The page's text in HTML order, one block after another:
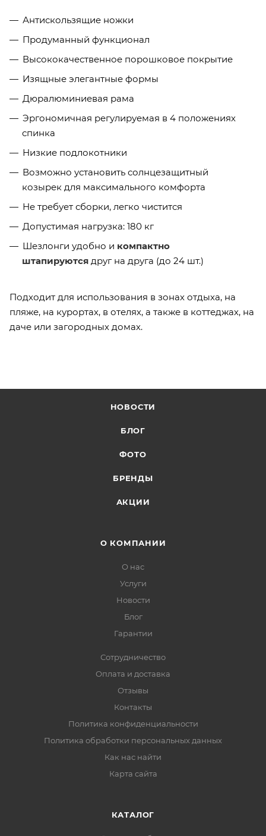
Антискользящие ножки
Продуманный функционал
Высококачественное порошковое покрытие
Изящные элегантные формы
Дюралюминиевая рама
Эргономичная регулируемая в 4 положениях
спинка
Низкие подлокотники
Возможно установить солнцезащитный
козырек для максимального комфорта
Не требует сборки, легко чистится
Допустимая нагрузка: 180 кг
Шезлонги удобно и компактно
штапируются друг на друга (до 24 шт.)
Подходит для использования в зонах отдыха, на
пляже, на курортах, в отелях, а также в коттеджах, на
даче или загородных домах.
НОВОСТИ
БЛОГ
ФОТО
БРЕНДЫ
АКЦИИ
О КОМПАНИИ
О нас
Услуги
Новости
Блог
Гарантии
Сотрудничество
Оплата и доставка
Отзывы
Контакты
Политика конфиденциальности
Политика обработки персональных данных
Как нас найти
Карта сайта
КАТАЛОГ